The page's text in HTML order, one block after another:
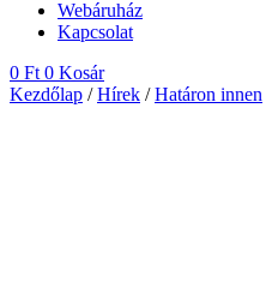
Webáruház
Kapcsolat
0 Ft 0 Kosár
Kezdőlap /Hírek /Határon innen